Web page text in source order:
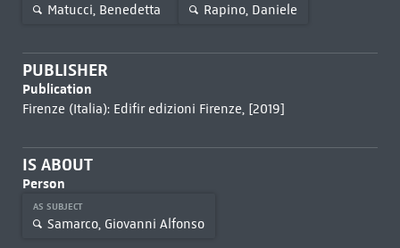
Matucci, Benedetta Rapino, Daniele
PUBLISHER
Publication
Firenze (Italia): Edifir edizioni Firenze, [2019]
IS ABOUT
Person
AS SUBJECT
Samarco, Giovanni Alfonso